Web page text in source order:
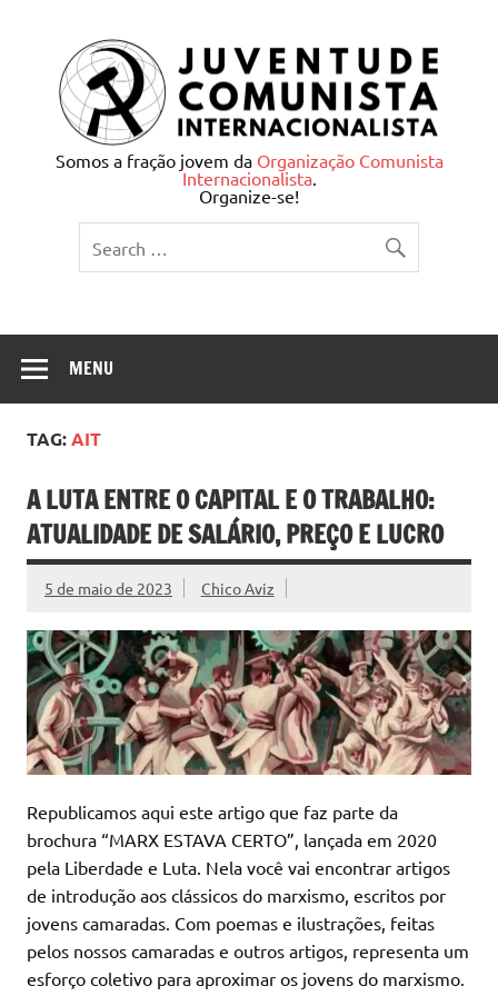
Juventude Comunista
Internacionalista
Somos a fração jovem da Organização Comunista
Internacionalista.
Organize-se!
MENU
TAG:AIT
A LUTA ENTRE O CAPITAL E O TRABALHO:
ATUALIDADE DE SALÁRIO, PREÇO E LUCRO
5 de maio de 2023 Chico Aviz
Republicamos aqui este artigo que faz parte da
brochura “MARX ESTAVA CERTO”, lançada em 2020
pela Liberdade e Luta. Nela você vai encontrar artigos
de introdução aos clássicos do marxismo, escritos por
jovens camaradas. Com poemas e ilustrações, feitas
pelos nossos camaradas e outros artigos, representa um
esforço coletivo para aproximar os jovens do marxismo.